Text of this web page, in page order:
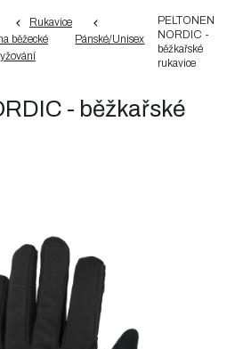
Rukavice
běžecké
lyžování
Pánské/Unisex
PELTONEN
NORDIC -
běžkařské
rukavice
- běžkařské